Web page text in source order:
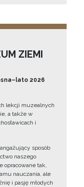
ZIEMI
2026
lekcji muzealnych
a także w
i
sposób
naszego
opracowane tak,
nauczania, ale
i pasję młodych